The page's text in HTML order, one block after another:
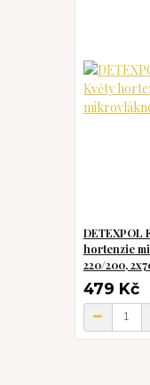
DETEXPOL
hortenzie
220/200,
479 Kč